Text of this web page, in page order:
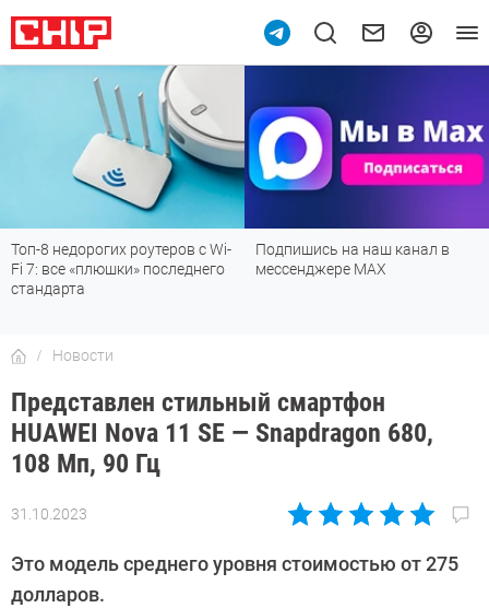
Топ-8 недорогих роутеров с Wi-
Fi 7: все «плюшки» последнего
стандарта
Подпишись на наш канал в
мессенджере МАХ
Новости
Представлен стильный смартфон
HUAWEI Nova 11 SE — Snapdragon 680,
108 Мп, 90 Гц
31.10.2023
Автор:
Калашников
Это модель среднего уровня стоимостью от 275
долларов.